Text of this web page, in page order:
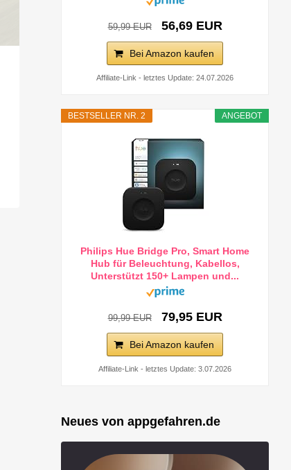
59,99 EUR 56,69 EUR
Bei Amazon kaufen
Affiliate-Link - letztes Update: 24.07.2026
ANGEBOT
BESTSELLER NR. 2
Philips Hue Bridge Pro, Smart Home
Hub für Beleuchtung, Kabellos,
Unterstützt 150+ Lampen und...
99,99 EUR 79,95 EUR
Bei Amazon kaufen
Affiliate-Link - letztes Update: 3.07.2026
Neues von appgefahren.de